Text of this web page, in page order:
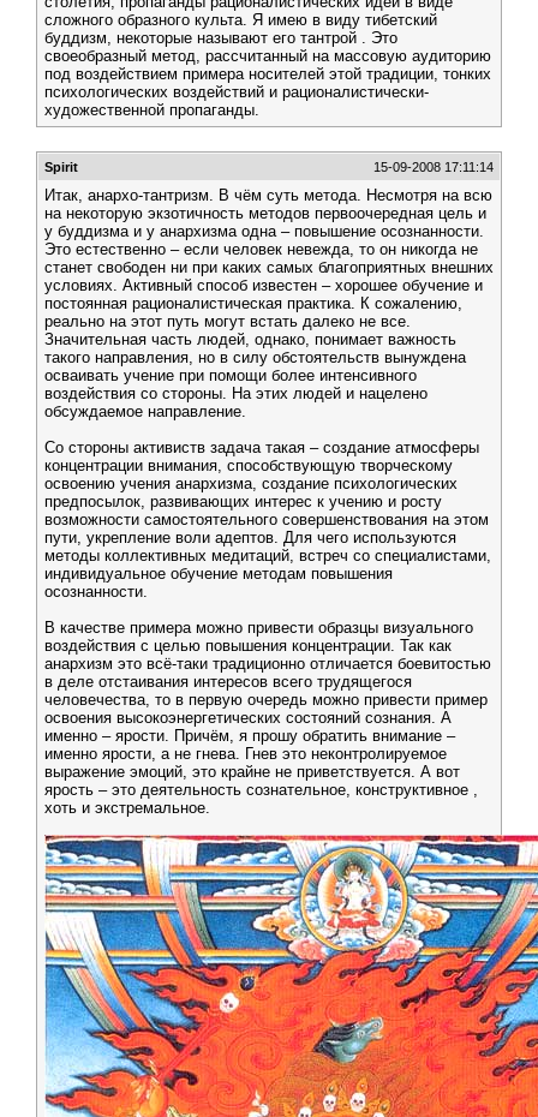
сложного образного культа. Я имею в виду тибетский
буддизм, некоторые называют его тантрой . Это
своеобразный метод, рассчитанный на массовую аудиторию
под воздействием примера носителей этой традиции, тонких
психологических воздействий и рационалистически-
художественной пропаганды.
Spirit 15-09-2008 17:11:14
Итак, анархо-тантризм. В чём суть метода. Несмотря на всю
на некоторую экзотичность методов первоочередная цель и
у буддизма и у анархизма одна – повышение осознанности.
Это естественно – если человек невежда, то он никогда не
станет свободен ни при каких самых благоприятных внешних
условиях. Активный способ известен – хорошее обучение и
постоянная рационалистическая практика. К сожалению,
реально на этот путь могут встать далеко не все.
Значительная часть людей, однако, понимает важность
такого направления, но в силу обстоятельств вынуждена
осваивать учение при помощи более интенсивного
воздействия со стороны. На этих людей и нацелено
обсуждаемое направление.
Со стороны активиств задача такая – создание атмосферы
концентрации внимания, способствующую творческому
освоению учения анархизма, создание психологических
предпосылок, развивающих интерес к учению и росту
возможности самостоятельного совершенствования на этом
пути, укрепление воли адептов. Для чего используются
методы коллективных медитаций, встреч со специалистами,
индивидуальное обучение методам повышения
осознанности.
В качестве примера можно привести образцы визуального
воздействия с целью повышения концентрации. Так как
анархизм это всё-таки традиционно отличается боевитостью
в деле отстаивания интересов всего трудящегося
человечества, то в первую очередь можно привести пример
освоения высокоэнергетических состояний сознания. А
именно – ярости. Причём, я прошу обратить внимание –
именно ярости, а не гнева. Гнев это неконтролируемое
выражение эмоций, это крайне не приветствуется. А вот
ярость – это деятельность сознательное, конструктивное ,
хоть и экстремальное.